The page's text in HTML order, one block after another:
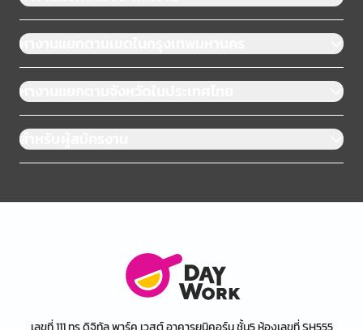
หางานแยกตามเขตในกรุงเทพมหานคร
หางานแยกตามจังหวัดในประเทศไทย
สำหรับผู้สมัครงาน